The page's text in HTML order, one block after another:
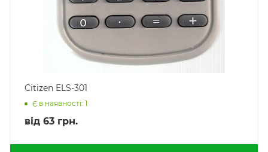
Citizen ELS-301
Є в наявності: 1
від 63 грн.